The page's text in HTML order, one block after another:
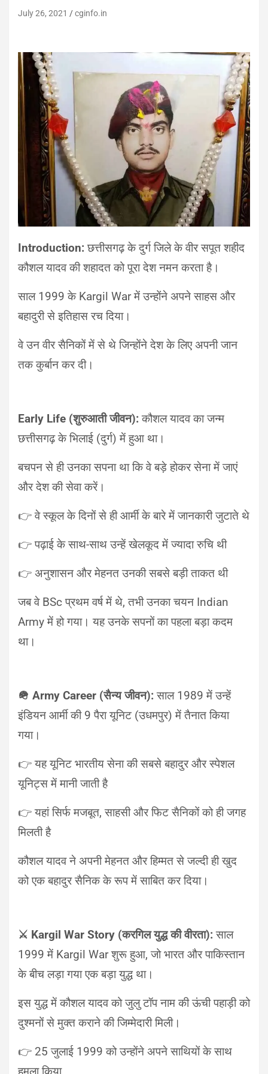
July 26, 2021 cginfo.in
Introduction: छत्तीसगढ़ के दुर्ग जिले के वीर सपूत शहीद
कौशल यादव की शहादत को पूरा देश नमन करता है।
साल 1999 के Kargil War में उन्होंने अपने साहस और
बहादुरी से इतिहास रच दिया।
वे उन वीर सैनिकों में से थे जिन्होंने देश के लिए अपनी जान
तक कुर्बान कर दी।
Early Life (शुरुआती जीवन): कौशल यादव का जन्म
छत्तीसगढ़ के भिलाई (दुर्ग) में हुआ था।
बचपन से ही उनका सपना था कि वे बड़े होकर सेना में जाएं
और देश की सेवा करें।
👉 वे स्कूल के दिनों से ही आर्मी के बारे में जानकारी जुटाते थे
👉 पढ़ाई के साथ-साथ उन्हें खेलकूद में ज्यादा रुचि थी
👉 अनुशासन और मेहनत उनकी सबसे बड़ी ताकत थी
जब वे BSc प्रथम वर्ष में थे, तभी उनका चयन Indian
Army में हो गया। यह उनके सपनों का पहला बड़ा कदम
था।
🪖 Army Career (सैन्य जीवन): साल 1989 में उन्हें
इंडियन आर्मी की 9 पैरा यूनिट (उधमपुर) में तैनात किया
गया।
👉 यह यूनिट भारतीय सेना की सबसे बहादुर और स्पेशल
यूनिट्स में मानी जाती है
👉 यहां सिर्फ मजबूत, साहसी और फिट सैनिकों को ही जगह
मिलती है
कौशल यादव ने अपनी मेहनत और हिम्मत से जल्दी ही खुद
को एक बहादुर सैनिक के रूप में साबित कर दिया।
⚔️ Kargil War Story (करगिल युद्ध की वीरता): साल
1999 में Kargil War शुरू हुआ, जो भारत और पाकिस्तान
के बीच लड़ा गया एक बड़ा युद्ध था।
इस युद्ध में कौशल यादव को जुलु टॉप नाम की ऊंची पहाड़ी को
दुश्मनों से मुक्त कराने की जिम्मेदारी मिली।
👉 25 जुलाई 1999 को उन्होंने अपने साथियों के साथ